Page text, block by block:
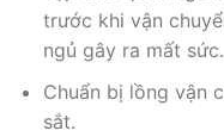
trước khi vận
ngủ gây ra mất sức.
Chuẩn bị lồng vận
sắt.